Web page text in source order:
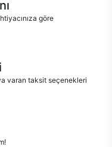
göre
varan taksit seçenekleri